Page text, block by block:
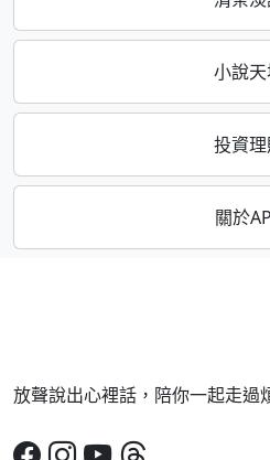
小說
投資
關於
放聲說出心裡話，陪你一起走過